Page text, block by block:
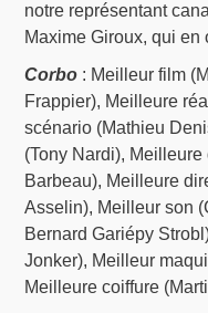
notre représentant
Maxime Giroux, qui en
Corbo : Meilleur film
Frappier), Meilleure
scénario (Mathieu
(Tony Nardi),
Barbeau), Meilleure
Asselin), Meilleur son
Bernard Gariépy
Jonker), Meilleur
Meilleure coiffure